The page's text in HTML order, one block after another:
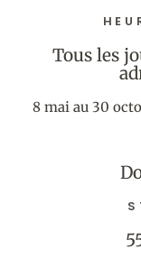
Tous les
8 mai au 30